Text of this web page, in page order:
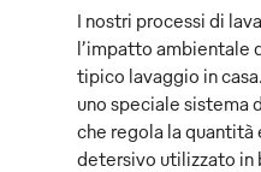
I nostri processi di
l’impatto ambientale
tipico lavaggio in
uno speciale sistema
che regola la quantità
detersivo utilizzato in